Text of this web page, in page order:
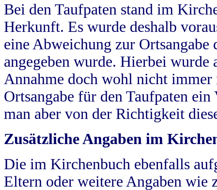
Bei den Taufpaten stand im
Herkunft. Es wurde deshalb
eine Abweichung zur
angegeben wurde. Hierbei wurde
Annahme doch wohl nicht
Ortsangabe für den Taufpaten
man aber von der Richtigkeit
Zusätzliche Angaben im
Die im Kirchenbuch ebenfalls
Eltern oder weitere Angaben wie